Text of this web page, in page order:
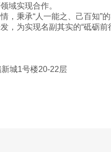
域实现合作。
，秉承“人一能之、己百知”
，为实现名副其实的“砥砺
城1号楼20-22层